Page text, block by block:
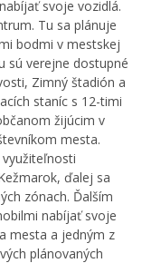
svoje vozidlá.
Tu sa plánuje
bodmi v mestskej
sú verejne dostupné
Zimný štadión a
staníc s 12-timi
žijúcim v
mesta.
ďalej sa
zónach. Ďalším
nabíjať svoje
mesta a jedným z
plánovaných